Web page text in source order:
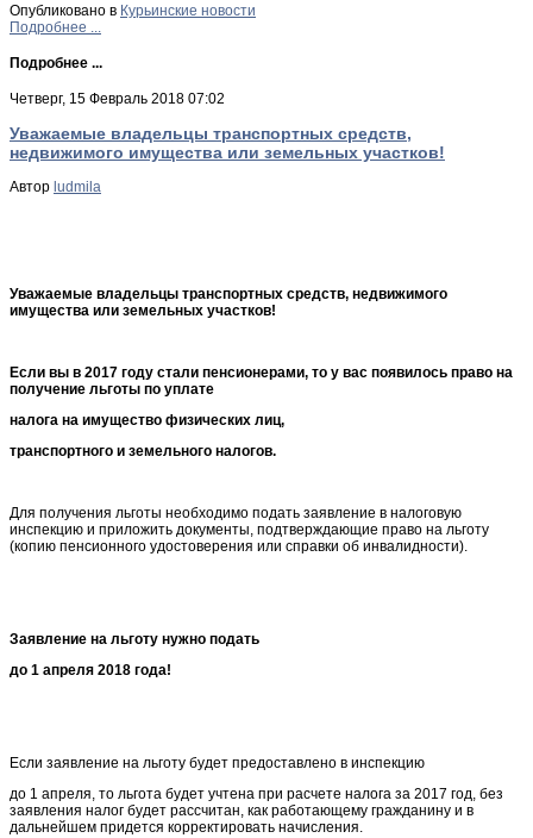
Опубликовано в Курьинские новости
Подробнее ...
Подробнее ...
Четверг, 15 Февраль 2018 07:02
Уважаемые владельцы транспортных средств,
недвижимого имущества или земельных участков!
Автор ludmila
Уважаемые владельцы транспортных средств, недвижимого
имущества или земельных участков!
Если вы в 2017 году стали пенсионерами, то у вас появилось право на
получение льготы по уплате
налога на имущество физических лиц,
транспортного и земельного налогов.
Для получения льготы необходимо подать заявление в налоговую
инспекцию и приложить документы, подтверждающие право на льготу
(копию пенсионного удостоверения или справки об инвалидности).
Заявление на льготу нужно подать
до 1 апреля 2018 года!
Если заявление на льготу будет предоставлено в инспекцию
до 1 апреля, то льгота будет учтена при расчете налога за 2017 год, без
заявления налог будет рассчитан, как работающему гражданину и в
дальнейшем придется корректировать начисления.